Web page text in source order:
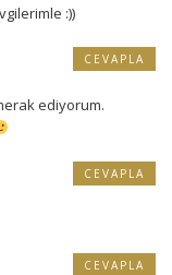
:))
ediyorum.
CEVAPLA
CEVAPLA
CEVAPLA